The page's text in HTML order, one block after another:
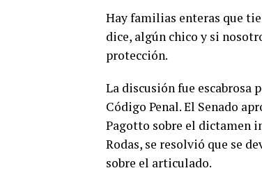
Hay familias enteras que
dice, algún chico y si
protección.
La discusión fue escabrosa
Código Penal. El Senado
Pagotto sobre el dictamen
Rodas, se resolvió que se
sobre el articulado.